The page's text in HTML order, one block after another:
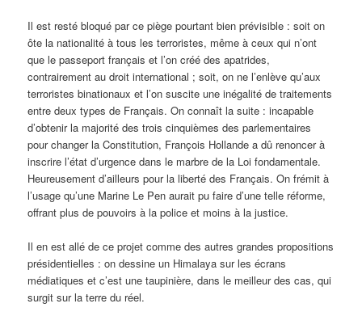
Il est resté bloqué par ce piège pourtant bien prévisible : soit on
ôte la nationalité à tous les terroristes, même à ceux qui n’ont
que le passeport français et l’on créé des apatrides,
contrairement au droit international ; soit, on ne l’enlève qu’aux
terroristes binationaux et l’on suscite une inégalité de traitements
entre deux types de Français. On connaît la suite : incapable
d’obtenir la majorité des trois cinquièmes des parlementaires
pour changer la Constitution, François Hollande a dû renoncer à
inscrire l’état d’urgence dans le marbre de la Loi fondamentale.
Heureusement d’ailleurs pour la liberté des Français. On frémit à
l’usage qu’une Marine Le Pen aurait pu faire d’une telle réforme,
offrant plus de pouvoirs à la police et moins à la justice.
Il en est allé de ce projet comme des autres grandes propositions
présidentielles : on dessine un Himalaya sur les écrans
médiatiques et c’est une taupinière, dans le meilleur des cas, qui
surgit sur la terre du réel.